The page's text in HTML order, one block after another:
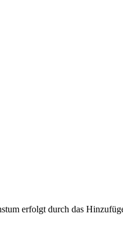
erfolgt durch das